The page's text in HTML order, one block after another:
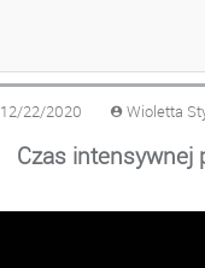
12/22/2020 Wioletta
Czas intensywnej